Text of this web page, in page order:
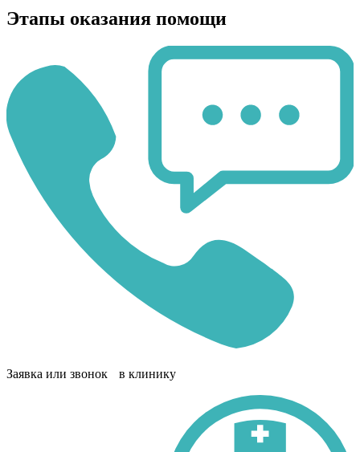
Этапы оказания помощи
Заявка или звонок в клинику